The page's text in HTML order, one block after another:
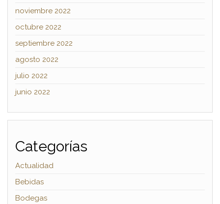
noviembre 2022
octubre 2022
septiembre 2022
agosto 2022
julio 2022
junio 2022
Categorías
Actualidad
Bebidas
Bodegas